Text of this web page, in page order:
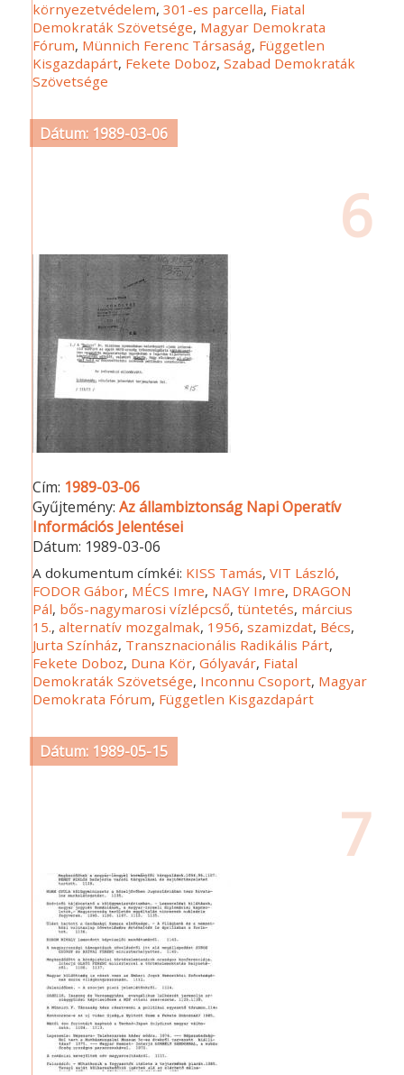
környezetvédelem,301-es parcella, Fiatal
Demokraták Szövetsége, Magyar Demokrata
Fórum, Münnich Ferenc Társaság, Független
Kisgazdapárt, Fekete Doboz,Szabad Demokraták
Szövetsége
Dátum: 1989-03-06
6
Cím: 1989-03-06
Gyűjtemény:Az állambiztonság Napi Operatív
Információs Jelentései
Dátum: 1989-03-06
A dokumentum címkéi: KISS Tamás,VIT László,
FODOR Gábor, MÉCS Imre, NAGY Imre, DRAGON
Pál, bős-nagymarosi vízlépcső,tüntetés, március
15.,alternatív mozgalmak, 1956,szamizdat, Bécs,
Jurta Színház, Transznacionális Radikális Párt,
Fekete Doboz, Duna Kör,Gólyavár, Fiatal
Demokraták Szövetsége, Inconnu Csoport, Magyar
Demokrata Fórum, Független Kisgazdapárt
Dátum: 1989-05-15
7